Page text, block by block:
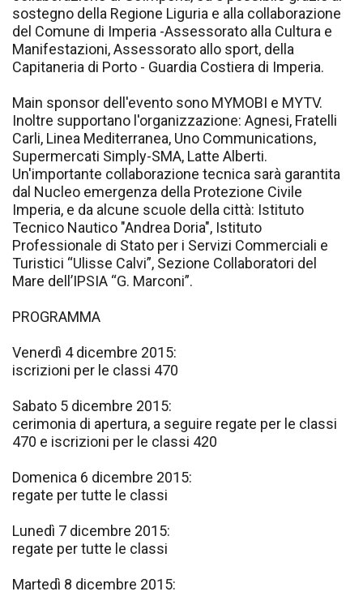
sostegno della Regione Liguria e alla collaborazione
del Comune di Imperia -Assessorato alla Cultura e
Manifestazioni, Assessorato allo sport, della
Capitaneria di Porto - Guardia Costiera di Imperia.
Main sponsor dell'evento sono MYMOBI e MYTV.
Inoltre supportano l'organizzazione: Agnesi, Fratelli
Carli, Linea Mediterranea, Uno Communications,
Supermercati Simply-SMA, Latte Alberti.
Un'importante collaborazione tecnica sarà garantita
dal Nucleo emergenza della Protezione Civile
Imperia, e da alcune scuole della città: Istituto
Tecnico Nautico "Andrea Doria", Istituto
Professionale di Stato per i Servizi Commerciali e
Turistici “Ulisse Calvi”, Sezione Collaboratori del
Mare dell’IPSIA “G. Marconi”.
PROGRAMMA
Venerdì 4 dicembre 2015:
iscrizioni per le classi 470
Sabato 5 dicembre 2015:
cerimonia di apertura, a seguire regate per le classi
470 e iscrizioni per le classi 420
Domenica 6 dicembre 2015:
regate per tutte le classi
Lunedì 7 dicembre 2015:
regate per tutte le classi
Martedì 8 dicembre 2015: